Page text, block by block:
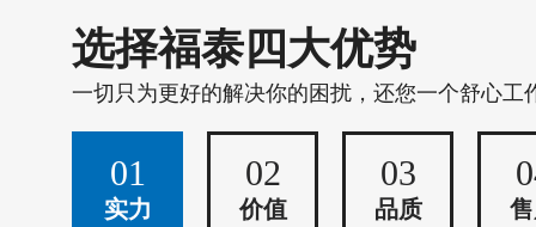
选择福泰四大优势
一切只为更好的解决你的困扰，还您一个舒心工
01
实力
02
价值
03
品质